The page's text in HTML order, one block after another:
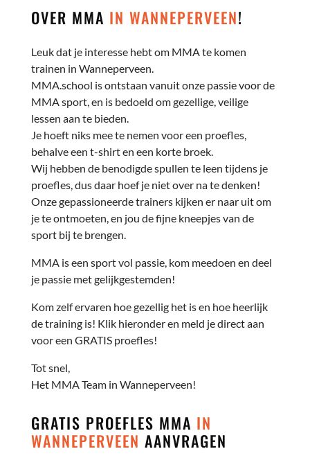
OVER MMA IN WANNEPERVEEN!
Leuk dat je interesse hebt om MMA te komen
trainen in Wanneperveen.
MMA.school is ontstaan vanuit onze passie voor de
MMA sport, en is bedoeld om gezellige, veilige
lessen aan te bieden.
Je hoeft niks mee te nemen voor een proefles,
behalve een t-shirt en een korte broek.
Wij hebben de benodigde spullen te leen tijdens je
proefles, dus daar hoef je niet over na te denken!
Onze gepassioneerde trainers kijken er naar uit om
je te ontmoeten, en jou de fijne kneepjes van de
sport bij te brengen.
MMA is een sport vol passie, kom meedoen en deel
je passie met gelijkgestemden!
Kom zelf ervaren hoe gezellig het is en hoe heerlijk
de training is! Klik hieronder en meld je direct aan
voor een GRATIS proefles!
Tot snel,
Het MMA Team in Wanneperveen!
GRATIS PROEFLES MMA IN
WANNEPERVEEN AANVRAGEN